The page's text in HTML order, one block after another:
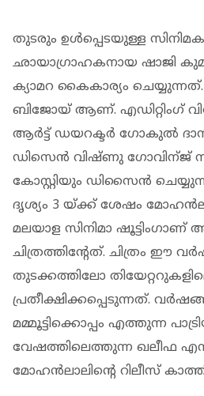
തുടരും ഉള്‍പ്പെടയുള്ള
ഛായാഗ്രാഹകനായ ഷാജി
ക്യാമറ കൈകാര്യം
ബിജോയ് ആണ്. എഡിറ്റിംഗ്
ആര്‍ട്ട് ഡയറക്ടര്‍ ഗോകുല്‍
ഡിസെന്‍ വിഷ്ണു ഗോവിന്ജ്
കോസ്റ്റിയും ഡിസൈന്‍
ദൃശ്യം 3 യ്ക്ക് ശേഷം
മലയാള സിനിമാ
ചിത്രത്തിന്റേത്. ചിത്രം ഈ
തുടക്കത്തിലോ
പ്രതീക്ഷിക്കപ്പെടുന്നത്.
മമ്മൂട്ടിക്കൊപ്പം എത്തുന്ന
വേഷത്തിലെത്തുന്ന ഖലീഫ
മോഹന്‍ലാലിന്റെ റിലീസ്